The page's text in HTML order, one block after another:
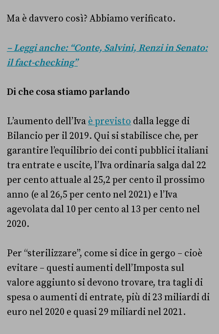
Ma è davvero così? Abbiamo verificato.
– Leggi anche: “Conte, Salvini, Renzi in Senato:
il fact-checking”
Di che cosa stiamo parlando
L’aumento dell’Iva è previsto dalla legge di
Bilancio per il 2019. Qui si stabilisce che, per
garantire l’equilibrio dei conti pubblici italiani
tra entrate e uscite, l’Iva ordinaria salga dal 22
per cento attuale al 25,2 per cento il prossimo
anno (e al 26,5 per cento nel 2021) e l’Iva
agevolata dal 10 per cento al 13 per cento nel
2020.
Per “sterilizzare”, come si dice in gergo – cioè
evitare – questi aumenti dell’Imposta sul
valore aggiunto si devono trovare, tra tagli di
spesa o aumenti di entrate, più di 23 miliardi di
euro nel 2020 e quasi 29 miliardi nel 2021.